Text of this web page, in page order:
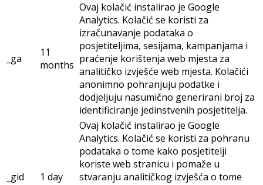
_ga
11
months
Ovaj kolačić instalirao je Google
Analytics. Kolačić se koristi za
izračunavanje podataka o
posjetiteljima, sesijama, kampanjama i
praćenje korištenja web mjesta za
analitičko izvješće web mjesta. Kolačići
anonimno pohranjuju podatke i
dodjeljuju nasumično generirani broj za
identificiranje jedinstvenih posjetitelja.
_gid 1 day
Ovaj kolačić instalirao je Google
Analytics. Kolačić se koristi za pohranu
podataka o tome kako posjetitelji
koriste web stranicu i pomaže u
stvaranju analitičkog izvješća o tome